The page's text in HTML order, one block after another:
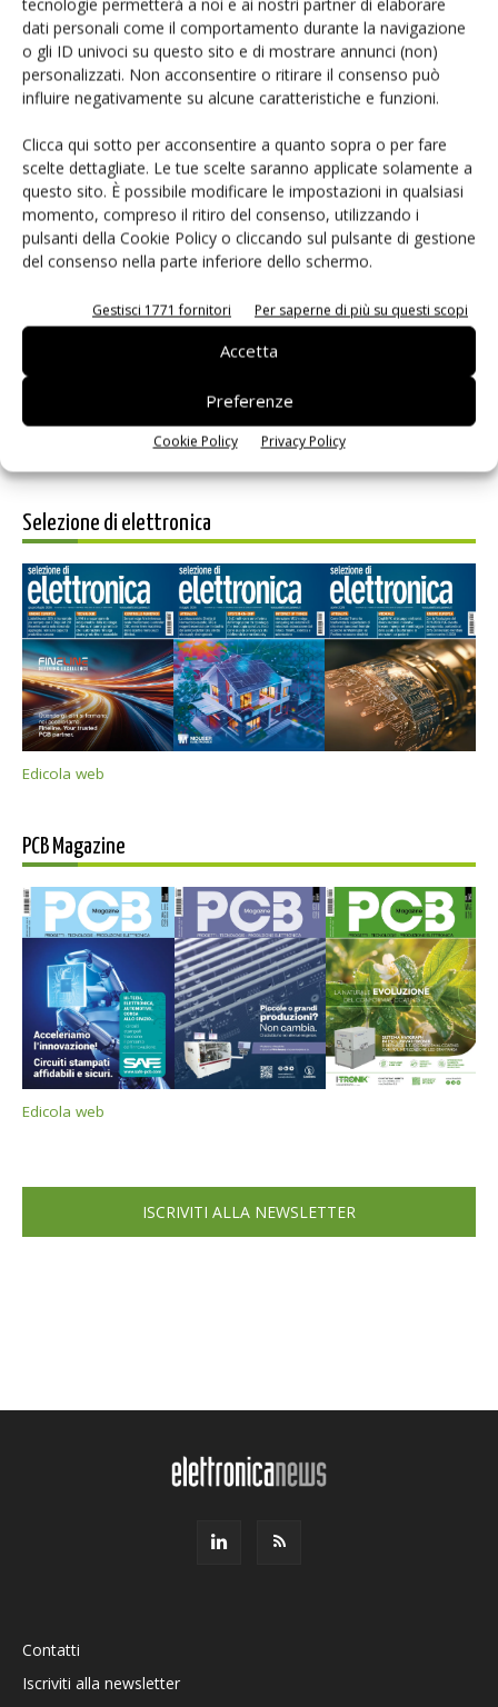
dati personali come il comportamento durante la navigazione
o gli ID univoci su questo sito e di mostrare annunci (non)
personalizzati. Non acconsentire o ritirare il consenso può
influire negativamente su alcune caratteristiche e funzioni.
Clicca qui sotto per acconsentire a quanto sopra o per fare
scelte dettagliate. Le tue scelte saranno applicate solamente a
questo sito. È possibile modificare le impostazioni in qualsiasi
momento, compreso il ritiro del consenso, utilizzando i
pulsanti della Cookie Policy o cliccando sul pulsante di gestione
del consenso nella parte inferiore dello schermo.
Gestisci 1771 fornitori Per saperne di più su questi scopi
Accetta
Preferenze
Cookie Policy Privacy Policy
prossimi commenti.
Selezione di elettronica
Edicola web
PCB Magazine
Edicola web
ISCRIVITI ALLA NEWSLETTER
Contatti
Iscriviti alla newsletter